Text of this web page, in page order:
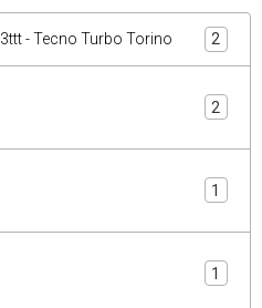
3ttt - Tecno Turbo Torino 2
2
1
1